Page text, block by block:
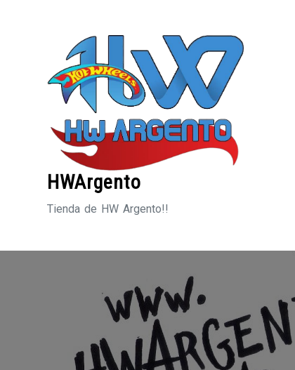
HWArgento
Tienda de HW Argento!!